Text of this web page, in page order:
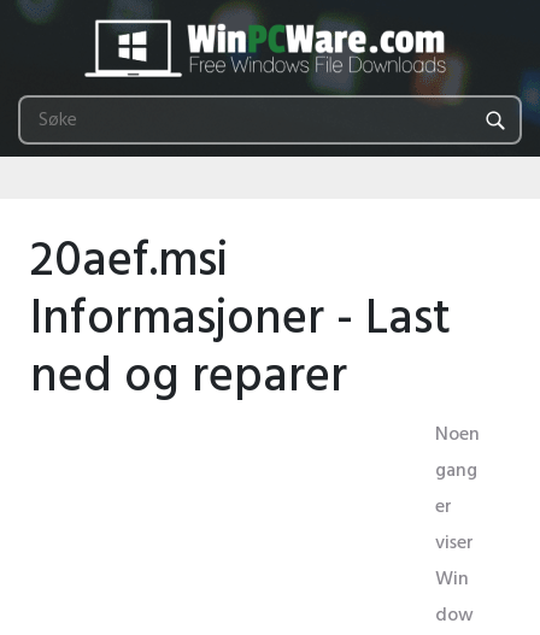
20aef.msi
Informasjoner - Last
ned og reparer
Noen
gang
er
viser
Win
dow